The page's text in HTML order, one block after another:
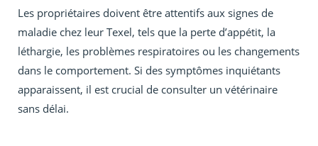
Les propriétaires doivent être attentifs aux signes de
maladie chez leur Texel, tels que la perte d’appétit, la
léthargie, les problèmes respiratoires ou les changements
dans le comportement. Si des symptômes inquiétants
apparaissent, il est crucial de consulter un vétérinaire
sans délai.